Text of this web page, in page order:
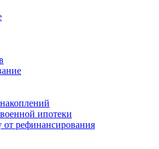
ипотеки
от рефинансирования